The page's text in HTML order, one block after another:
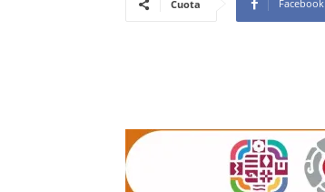
Cuota Facebook